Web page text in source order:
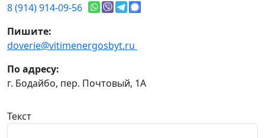
8 (914) 914-09-56
Пишите:
doverie@vitimenergosbyt.ru
По адресу:
г. Бодайбо, пер. Почтовый, 1А
Текст